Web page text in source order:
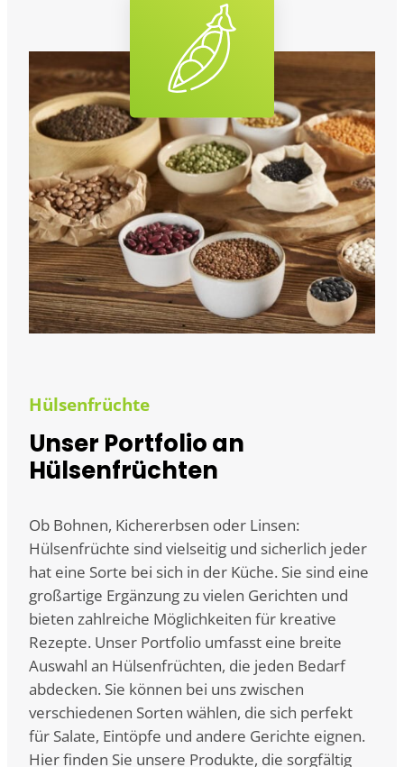
Hülsenfrüchte
Unser Portfolio an
Hülsenfrüchten
Ob Bohnen, Kichererbsen oder Linsen:
Hülsenfrüchte sind vielseitig und sicherlich jeder
hat eine Sorte bei sich in der Küche. Sie sind eine
großartige Ergänzung zu vielen Gerichten und
bieten zahlreiche Möglichkeiten für kreative
Rezepte. Unser Portfolio umfasst eine breite
Auswahl an Hülsenfrüchten, die jeden Bedarf
abdecken. Sie können bei uns zwischen
verschiedenen Sorten wählen, die sich perfekt
für Salate, Eintöpfe und andere Gerichte eignen.
Hier finden Sie unsere Produkte, die sorgfältig